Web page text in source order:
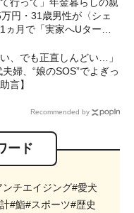
円・31歳男性が〈シェ
ヵ月で「実家へUター
、でも正直しんどい…」
婦、“娘のSOS”でよぎっ
言】
Recommended by
ード
ンチエイジング#愛犬
#鮨#スポーツ#歴史